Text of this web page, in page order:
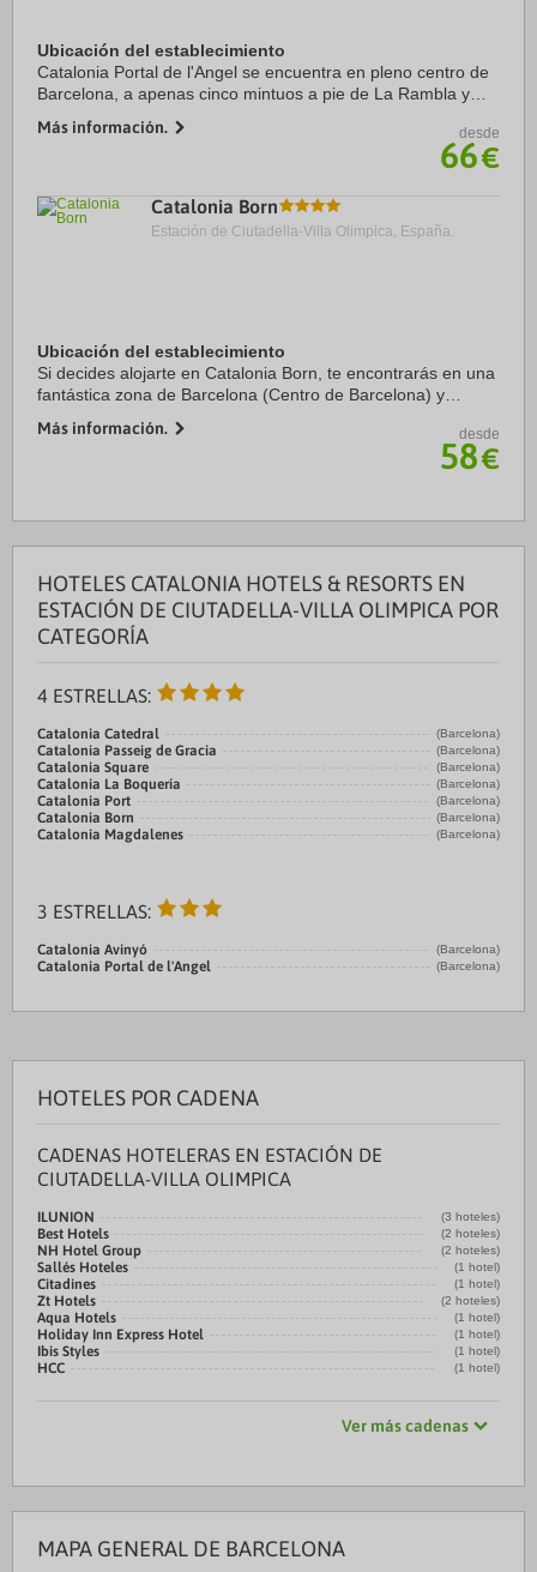
Ubicación del establecimiento
Catalonia Portal de l'Angel se encuentra en pleno centro de
Barcelona, a apenas cinco mintuos a pie de La Rambla y
0,7 km de Plaza de ...
Más información. desde
66€
Catalonia Born
Estación de Ciutadella-Villa Olimpica, España.
Ubicación del establecimiento
Si decides alojarte en Catalonia Born, te encontrarás en una
fantástica zona de Barcelona (Centro de Barcelona) y
Catedral de Barcelona. Además, este ...
Más información. desde
58€
HOTELES CATALONIA HOTELS & RESORTS EN
ESTACIÓN DE CIUTADELLA-VILLA OLIMPICA POR
CATEGORÍA
4 ESTRELLAS:
Catalonia Catedral (Barcelona)
Catalonia Passeig de Gracia (Barcelona)
Catalonia Square (Barcelona)
Catalonia La Boquería (Barcelona)
Catalonia Port (Barcelona)
Catalonia Born (Barcelona)
Catalonia Magdalenes (Barcelona)
3 ESTRELLAS:
Catalonia Avinyó (Barcelona)
Catalonia Portal de l'Angel (Barcelona)
HOTELES POR CADENA
CADENAS HOTELERAS EN ESTACIÓN DE
CIUTADELLA-VILLA OLIMPICA
ILUNION (3 hoteles)
Best Hotels (2 hoteles)
NH Hotel Group (2 hoteles)
Sallés Hoteles (1 hotel)
Citadines (1 hotel)
Zt Hotels (2 hoteles)
Aqua Hotels (1 hotel)
Holiday Inn Express Hotel (1 hotel)
Ibis Styles (1 hotel)
HCC (1 hotel)
Ver más cadenas
MAPA GENERAL DE BARCELONA